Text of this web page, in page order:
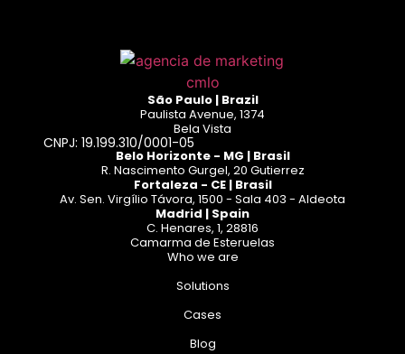
São Paulo | Brazil
Paulista Avenue, 1374
Bela Vista
CNPJ: 19.199.310/0001-05
Belo Horizonte - MG | Brasil
R. Nascimento Gurgel, 20 Gutierrez
Fortaleza - CE | Brasil
Av. Sen. Virgílio Távora, 1500 - Sala 403 - Aldeota
Madrid | Spain
C. Henares, 1, 28816
Camarma de Esteruelas
Who we are
Solutions
Cases
Blog